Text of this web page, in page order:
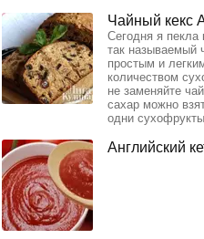
Чайный кекс
Сегодня я пекла
так называемый
простым и
количеством
не заменяйте
сахар можно
одни
Английский